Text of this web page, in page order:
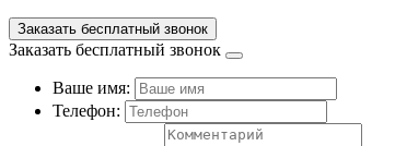
Заказать бесплатный звонок
Заказать бесплатный звонок
Ваше имя:
Телефон: